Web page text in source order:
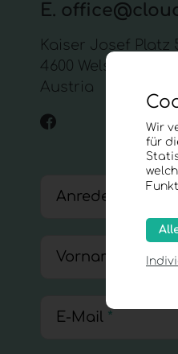
E.
Kaiser Josef Platz
4600 Wels
Austria
Anrede
Vorname
E-Mail *
Wir
für